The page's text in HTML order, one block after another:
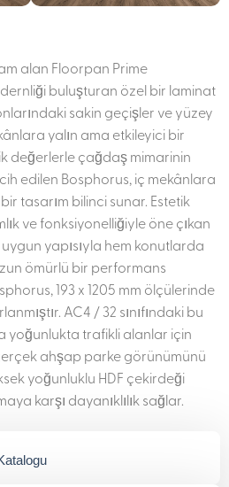
alan Floorpan Prime
buluşturan özel bir laminat
sakin geçişler ve yüzey
yalın ama etkileyici bir
değerlerle çağdaş mimarinin
edilen Bosphorus, iç mekânlara
tasarım bilinci sunar. Estetik
ve fonksiyonelliğiyle öne çıkan
yapısıyla hem konutlarda
ömürlü bir performans
193 x 1205 mm ölçülerinde
AC4 / 32 sınıfındaki bu
yoğunlukta trafikli alanlar için
ahşap parke görünümünü
yoğunluklu HDF çekirdeği
karşı dayanıklılık sağlar.